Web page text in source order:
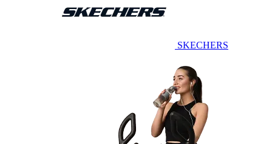
SKECHERS